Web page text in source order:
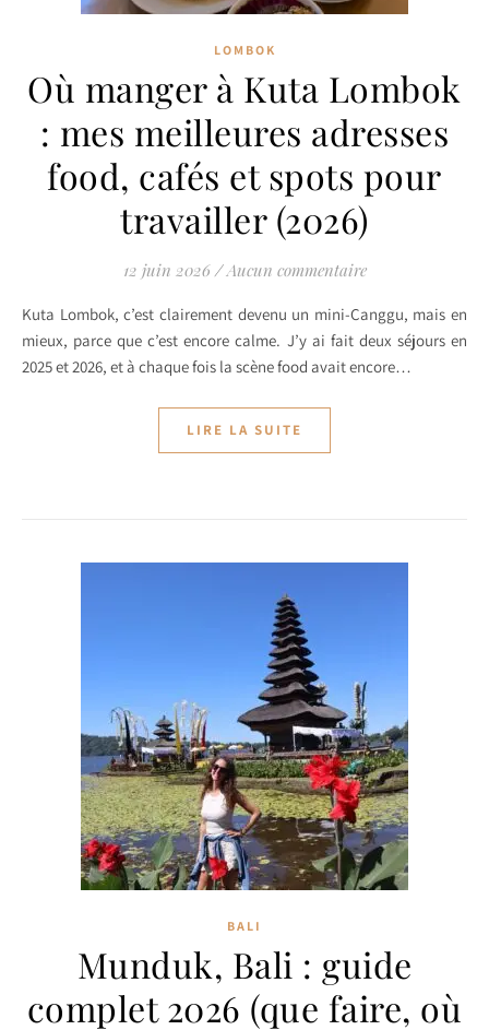
LOMBOK
Où manger à Kuta Lombok
: mes meilleures adresses
food, cafés et spots pour
travailler (2026)
12 juin 2026 / Aucun commentaire
Kuta Lombok, c’est clairement devenu un mini-Canggu, mais en
mieux, parce que c’est encore calme. J’y ai fait deux séjours en
2025 et 2026, et à chaque fois la scène food avait encore…
LIRE LA SUITE
BALI
Munduk, Bali : guide
complet 2026 (que faire, où